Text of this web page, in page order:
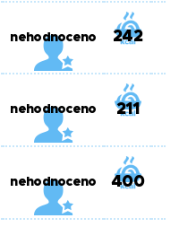
nehodnoceno 242
nehodnoceno 211
nehodnoceno 400